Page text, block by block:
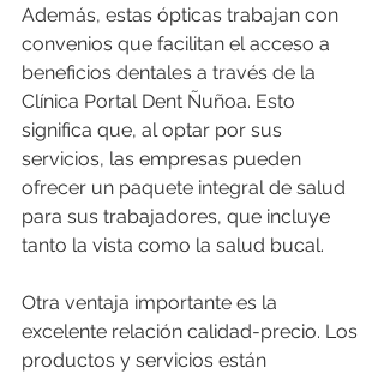
Además, estas ópticas trabajan con
convenios que facilitan el acceso a
beneficios dentales a través de la
Clínica Portal Dent Ñuñoa. Esto
significa que, al optar por sus
servicios, las empresas pueden
ofrecer un paquete integral de salud
para sus trabajadores, que incluye
tanto la vista como la salud bucal.
Otra ventaja importante es la
excelente relación calidad-precio. Los
productos y servicios están